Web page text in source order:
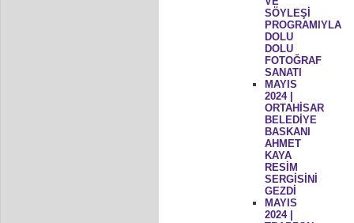
SÖYLEŞİ
PROGRAMIYLA
DOLU
DOLU
FOTOĞRAF
SANATI
MAYIS
2024 |
ORTAHİSAR
BELEDİYE
BASKANI
AHMET
KAYA
RESİM
SERGİSİNİ
GEZDİ
MAYIS
2024 |